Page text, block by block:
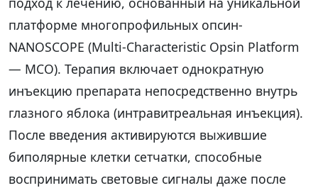
платформе многопрофильных опсин-
NANOSCOPE (Multi-Characteristic Opsin Platform
— MCO). Терапия включает однократную
инъекцию препарата непосредственно внутрь
глазного яблока (интравитреальная инъекция).
После введения активируются выжившие
биполярные клетки сетчатки, способные
воспринимать световые сигналы даже после